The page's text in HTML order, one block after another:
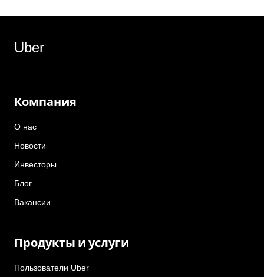
Uber
Компания
О нас
Новости
Инвесторы
Блог
Вакансии
Продукты и услуги
Пользователи Uber